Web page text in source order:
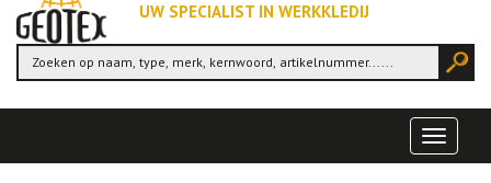
UW SPECIALIST IN WERKKLEDIJ
Toggle